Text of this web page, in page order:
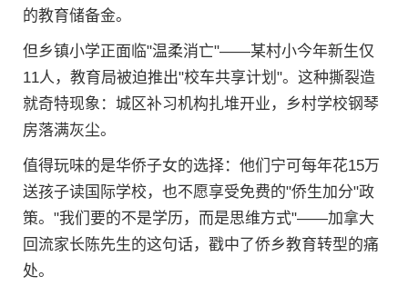
的教育储备金。
但乡镇小学正面临"温柔消亡"——某村小今年新生仅
11人，教育局被迫推出"校车共享计划"。这种撕裂造
就奇特现象：城区补习机构扎堆开业，乡村学校钢琴
房落满灰尘。
值得玩味的是华侨子女的选择：他们宁可每年花15万
送孩子读国际学校，也不愿享受免费的"侨生加分"政
策。"我们要的不是学历，而是思维方式"——加拿大
回流家长陈先生的这句话，戳中了侨乡教育转型的痛
处。